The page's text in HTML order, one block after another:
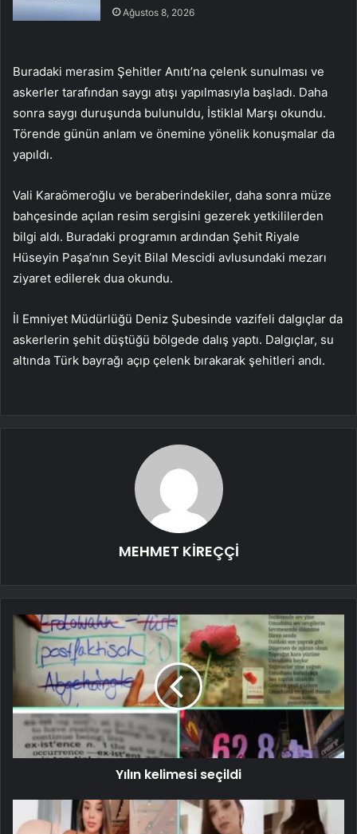
Ağustos 8, 2026
Buradaki merasim Şehitler Anıtı’na çelenk sunulması ve
askerler tarafından saygı atışı yapılmasıyla başladı. Daha
sonra saygı duruşunda bulunuldu, İstiklal Marşı okundu.
Törende günün anlam ve önemine yönelik konuşmalar da
yapıldı.
Vali Karaömeroğlu ve beraberindekiler, daha sonra müze
bahçesinde açılan resim sergisini gezerek yetkililerden
bilgi aldı. Buradaki programın ardından Şehit Riyale
Hüseyin Paşa’nın Seyit Bilal Mescidi avlusundaki mezarı
ziyaret edilerek dua okundu.
İl Emniyet Müdürlüğü Deniz Şubesinde vazifeli dalgıçlar da
askerlerin şehit düştüğü bölgede dalış yaptı. Dalgıçlar, su
altında Türk bayrağı açıp çelenk bırakarak şehitleri andı.
MEHMET KİREÇÇİ
Yılın kelimesi seçildi